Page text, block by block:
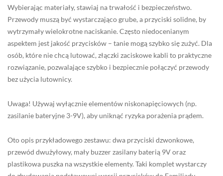
Wybierając materiały, stawiaj na trwałość i bezpieczeństwo.
Przewody muszą być wystarczająco grube, a przyciski solidne, by
wytrzymały wielokrotne naciskanie. Często niedocenianym
aspektem jest jakość przycisków – tanie mogą szybko się zużyć. Dla
osób, które nie chcą lutować, złączki zaciskowe kabli to praktyczne
rozwiązanie, pozwalające szybko i bezpiecznie połączyć przewody
bez użycia lutownicy.
Uwaga! Używaj wyłącznie elementów niskonapięciowych (np.
zasilanie bateryjne 3-9V), aby uniknąć ryzyka porażenia prądem.
Oto opis przykładowego zestawu: dwa przyciski dzwonkowe,
przewód dwużyłowy, mały buzzer zasilany baterią 9V oraz
plastikowa puszka na wszystkie elementy. Taki komplet wystarczy